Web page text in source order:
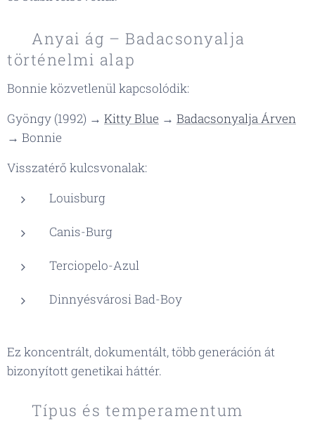
🏛 Anyai ág – Badacsonyalja
történelmi alap
Bonnie közvetlenül kapcsolódik:
Gyöngy (1992) → Kitty Blue → Badacsonyalja Árven
→ Bonnie
Visszatérő kulcsvonalak:
Louisburg
Canis-Burg
Terciopelo-Azul
Dinnyésvárosi Bad-Boy
Ez koncentrált, dokumentált, több generáción át
bizonyított genetikai háttér.
🧬 Típus és temperamentum